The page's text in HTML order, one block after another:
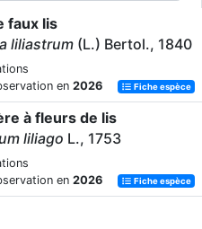
faux lis
liliastrum (L.) Bertol., 1840
en 2026 Fiche espèce
à fleurs de lis
liliago L., 1753
en 2026 Fiche espèce